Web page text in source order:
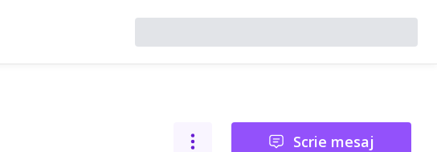
Scrie mesaj